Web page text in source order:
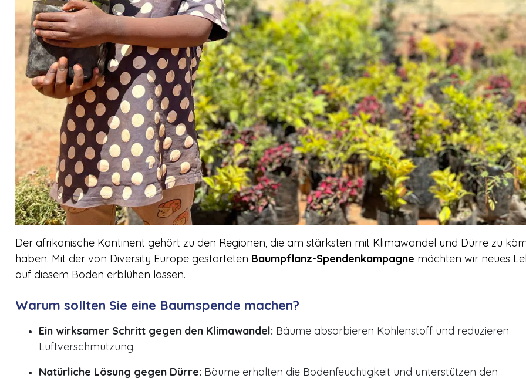
Der afrikanische Kontinent gehört zu den Regionen, die am stärksten mit Klimawandel und Dürre zu
haben. Mit der von Diversity Europe gestarteten Baumpflanz-Spendenkampagne möchten wir neues
auf diesem Boden erblühen lassen.
Warum sollten Sie eine Baumspende machen?
Ein wirksamer Schritt gegen den Klimawandel: Bäume absorbieren Kohlenstoff und reduzieren
Luftverschmutzung.
Natürliche Lösung gegen Dürre: Bäume erhalten die Bodenfeuchtigkeit und unterstützen den